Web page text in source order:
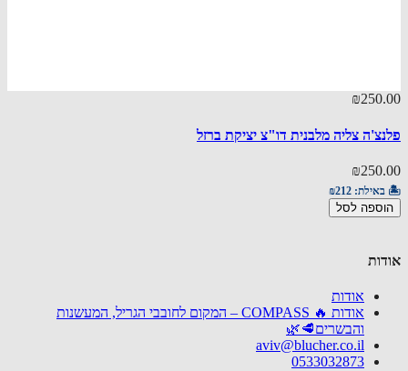
צליה מלבנית דו"צ יציקת ברזל
₪212
לסל
אודות
אודות 🔥 COMPASS – המקום לחובבי הגריל, המעשנות
והבשרים🥩🌿
aviv@blucher.co.il
0533032873